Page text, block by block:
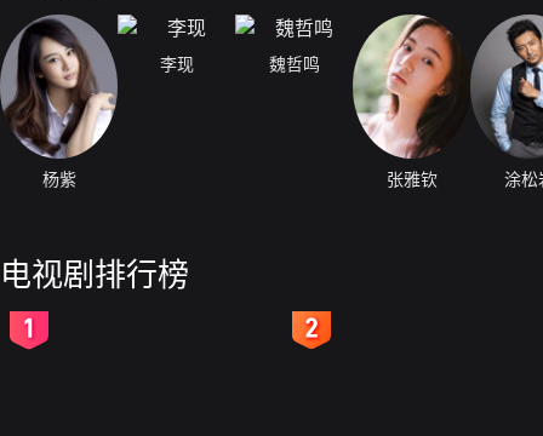
杨紫
李现 魏哲鸣
张雅钦 涂松
电视剧排行榜